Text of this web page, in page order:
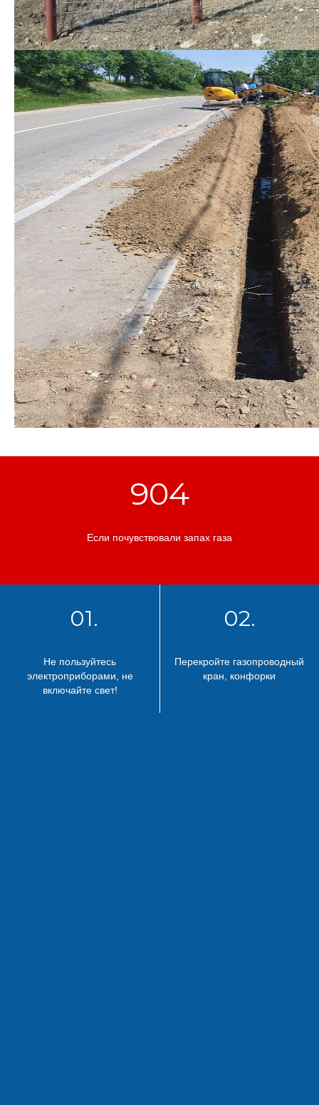
904
Если почувствовали запах газа
01.
Не пользуйтесь
электроприборами, не
включайте свет!
02.
Перекройте газопроводный
кран, конфорки